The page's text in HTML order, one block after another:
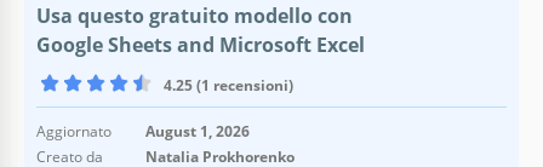
Usa questo gratuito modello con
Google Sheets and Microsoft Excel
4.25 (1 recensioni)
Aggiornato
August 1, 2026
Creato da
Natalia Prokhorenko